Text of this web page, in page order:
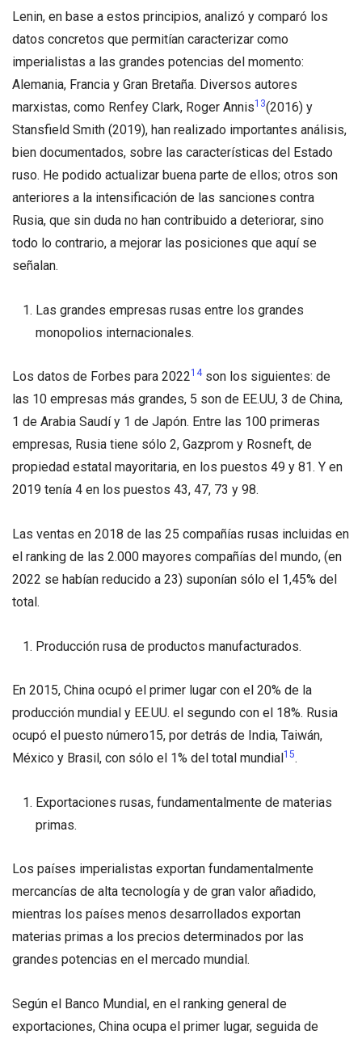
Lenin, en base a estos principios, analizó y comparó los
datos concretos que permitían caracterizar como
imperialistas a las grandes potencias del momento:
Alemania, Francia y Gran Bretaña. Diversos autores
marxistas, como Renfey Clark, Roger Annis13(2016) y
Stansfield Smith (2019), han realizado importantes análisis,
bien documentados, sobre las características del Estado
ruso. He podido actualizar buena parte de ellos; otros son
anteriores a la intensificación de las sanciones contra
Rusia, que sin duda no han contribuido a deteriorar, sino
todo lo contrario, a mejorar las posiciones que aquí se
señalan.
Las grandes empresas rusas entre los grandes
monopolios internacionales.
Los datos de Forbes para 202214son los siguientes: de
las 10 empresas más grandes, 5 son de EE.UU, 3 de China,
1 de Arabia Saudí y 1 de Japón. Entre las 100 primeras
empresas, Rusia tiene sólo 2, Gazprom y Rosneft, de
propiedad estatal mayoritaria, en los puestos 49 y 81. Y en
2019 tenía 4 en los puestos 43, 47, 73 y 98.
Las ventas en 2018 de las 25 compañías rusas incluidas en
el ranking de las 2.000 mayores compañías del mundo, (en
2022 se habían reducido a 23) suponían sólo el 1,45% del
total.
Producción rusa de productos manufacturados.
En 2015, China ocupó el primer lugar con el 20% de la
producción mundial y EE.UU. el segundo con el 18%. Rusia
ocupó el puesto número15, por detrás de India, Taiwán,
México y Brasil, con sólo el 1% del total mundial15.
Exportaciones rusas, fundamentalmente de materias
primas.
Los países imperialistas exportan fundamentalmente
mercancías de alta tecnología y de gran valor añadido,
mientras los países menos desarrollados exportan
materias primas a los precios determinados por las
grandes potencias en el mercado mundial.
Según el Banco Mundial, en el ranking general de
exportaciones, China ocupa el primer lugar, seguida de